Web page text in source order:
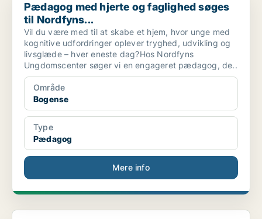
Pædagog med hjerte og faglighed søges
til Nordfyns...
Vil du være med til at skabe et hjem, hvor unge med
kognitive udfordringer oplever tryghed, udvikling og
livsglæde – hver eneste dag?Hos Nordfyns
Ungdomscenter søger vi en engageret pædagog, de..
Område
Bogense
Type
Pædagog
Mere info